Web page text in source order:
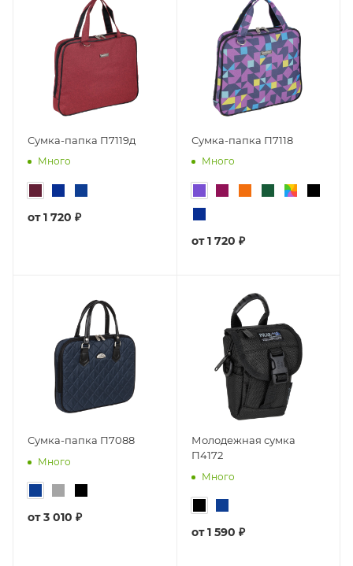
Сумка-папка П7119д
Много
от1 720 ₽
Сумка-папка П7118
Много
от1 720 ₽
Сумка-папка П7088
Много
от3 010 ₽
Молодежная сумка
П4172
Много
от1 590 ₽